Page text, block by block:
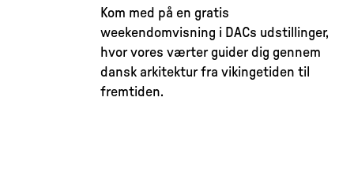
Kom med på en gratis
weekendomvisning i DACs udstillinger,
hvor vores værter guider dig gennem
dansk arkitektur fra vikingetiden til
fremtiden.